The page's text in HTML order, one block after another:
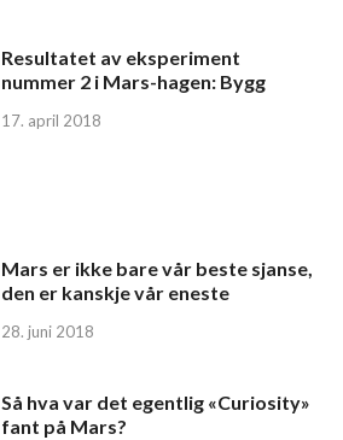
Resultatet av eksperiment
nummer 2 i Mars-hagen: Bygg
17. april 2018
Mars er ikke bare vår beste sjanse,
den er kanskje vår eneste
28. juni 2018
Så hva var det egentlig «Curiosity»
fant på Mars?